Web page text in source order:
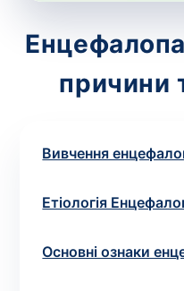
причини
Вивчення
Етіологія
Основні ознаки
Номер телефону*